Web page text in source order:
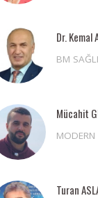
Dr. Kemal
BM
Mücahit
Turan